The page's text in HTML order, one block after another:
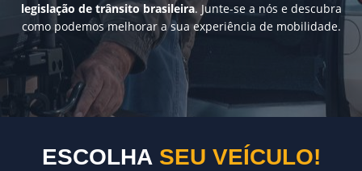
legislação de trânsito brasileira. Junte-se a nós e descubra
como podemos melhorar a sua experiência de mobilidade.
ESCOLHA SEU VEÍCULO!